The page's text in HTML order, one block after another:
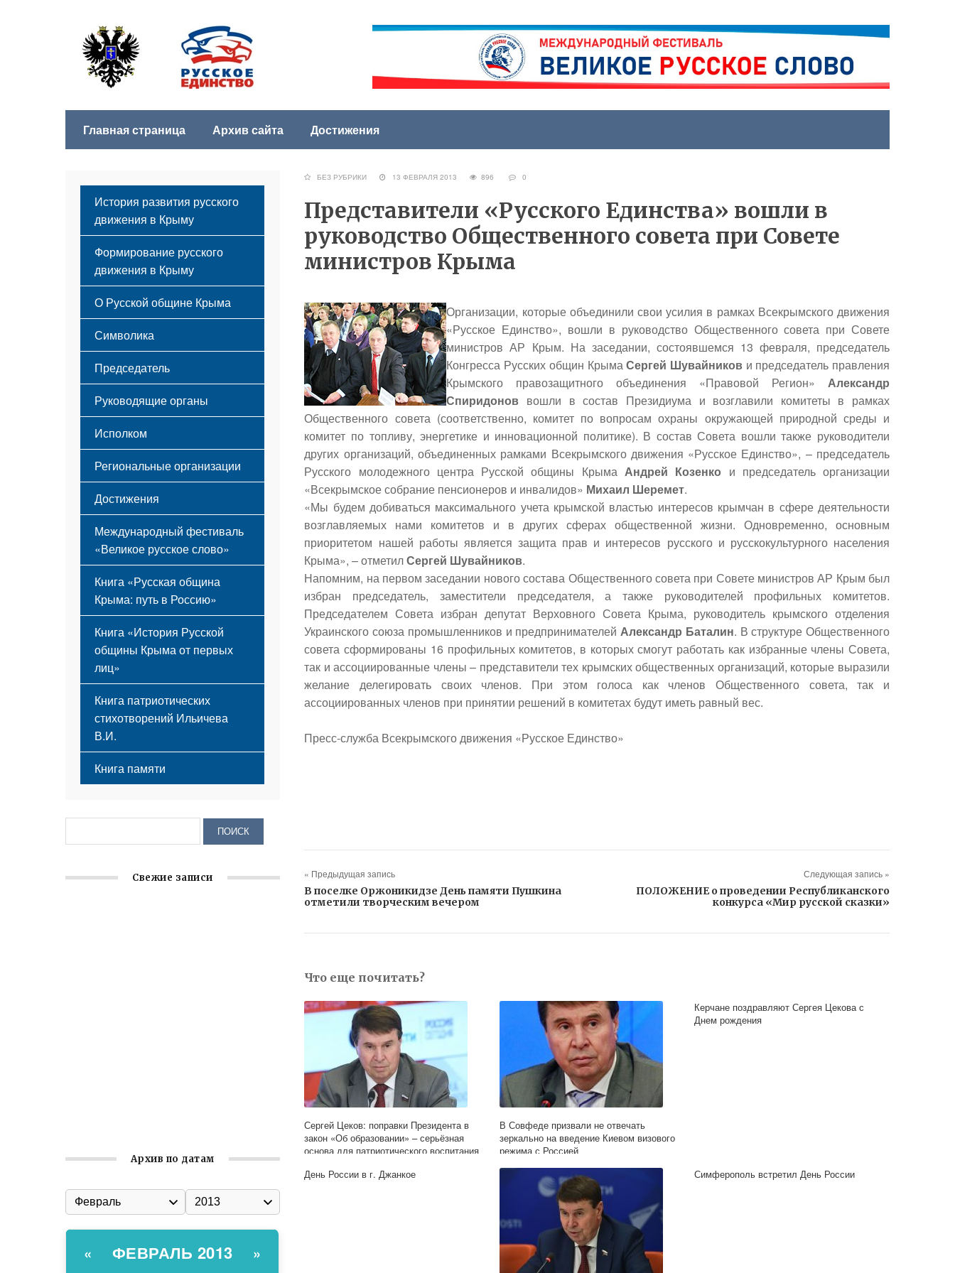
Главная страница Архив сайта Достижения
БЕЗ РУБРИКИ 13 ФЕВРАЛЯ 2013 896 0
Представители «Русского Единства» вошли в
руководство Общественного совета при Совете
министров Крыма
Организации, которые объединили свои усилия в рамках Всекрымского движения
«Русское Единство», вошли в руководство Общественного совета при Совете
министров АР Крым. На заседании, состоявшемся 13 февраля, председатель
Конгресса Русских общин КрымаСергей Шувайникови председатель правления
Крымского правозащитного объединения «Правовой Регион» Александр
Спиридонов вошли в состав Президиума и возглавили комитеты в рамках
Общественного совета (соответственно, комитет по вопросам охраны окружающей природной среды и
комитет по топливу, энергетике и инновационной политике). В состав Совета вошли также руководители
других организаций, объединенных рамками Всекрымского движения «Русское Единство», – председатель
Русского молодежного центра Русской общины Крыма Андрей Козенко и председатель организации
«Всекрымское собрание пенсионеров и инвалидов» Михаил Шеремет.
«Мы будем добиваться максимального учета крымской властью интересов крымчан в сфере деятельности
возглавляемых нами комитетов и в других сферах общественной жизни. Одновременно, основным
приоритетом нашей работы является защита прав и интересов русского и русскокультурного населения
Крыма», – отметилСергей Шувайников.
Напомним, на первом заседании нового состава Общественного совета при Совете министров АР Крым был
избран председатель, заместители председателя, а также руководителей профильных комитетов.
Председателем Совета избран депутат Верховного Совета Крыма, руководитель крымского отделения
Украинского союза промышленников и предпринимателейАлександр Баталин. В структуре Общественного
совета сформированы 16 профильных комитетов, в которых смогут работать как избранные члены Совета,
так и ассоциированные члены – представители тех крымских общественных организаций, которые выразили
желание делегировать своих членов. При этом голоса как членов Общественного совета, так и
ассоциированных членов при принятии решений в комитетах будут иметь равный вес.
Пресс-служба Всекрымского движения «Русское Единство»
« Предыдущая запись
В поселке Оржоникидзе День памяти Пушкина
отметили творческим вечером
Следующая запись »
ПОЛОЖЕНИЕ о проведении Республиканского
конкурса «Мир русской сказки»
Что еще почитать?
Сергей Цеков: поправки Президента в
закон «Об образовании» – серьёзная
основа для патриотического воспитания
В Совфеде призвали не отвечать
зеркально на введение Киевом визового
режима с Россией
Керчане поздравляют Сергея Цекова с
Днем рождения
День России в г. Джанкое Симферополь встретил День России
История развития русского
движения в Крыму
Формирование русского
движения в Крыму
Русский Крым
О Русской общине Крыма
Этапы становления
Принципы деятельности
Структура
Мероприятия
Символика
Флаг
Герб
Гимн
Председатель
Руководящие органы
Исполком
Региональные организации
Достижения
Международный фестиваль
«Великое русское слово»
Книга «Русская община
Крыма: путь в Россию»
Книга «История Русской
общины Крыма от первых
лиц»
Книга патриотических
стихотворений Ильичева
В.И.
Книга памяти
Свежие записи
Архив по датам
« ФЕВРАЛЬ 2013 »